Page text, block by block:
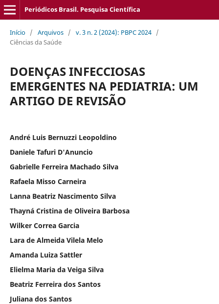
Periódicos Brasil. Pesquisa Científica
Início / Arquivos / v. 3 n. 2 (2024): PBPC 2024 /
Ciências da Saúde
DOENÇAS INFECCIOSAS
EMERGENTES NA PEDIATRIA: UM
ARTIGO DE REVISÃO
André Luis Bernuzzi Leopoldino
Daniele Tafuri D'Anuncio
Gabrielle Ferreira Machado Silva
Rafaela Misso Carneira
Lanna Beatriz Nascimento Silva
Thayná Cristina de Oliveira Barbosa
Wilker Correa Garcia
Lara de Almeida Vilela Melo
Amanda Luiza Sattler
Elielma Maria da Veiga Silva
Beatriz Ferreira dos Santos
Juliana dos Santos